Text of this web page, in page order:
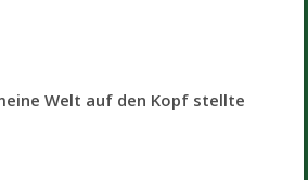
Welt auf den Kopf stellte